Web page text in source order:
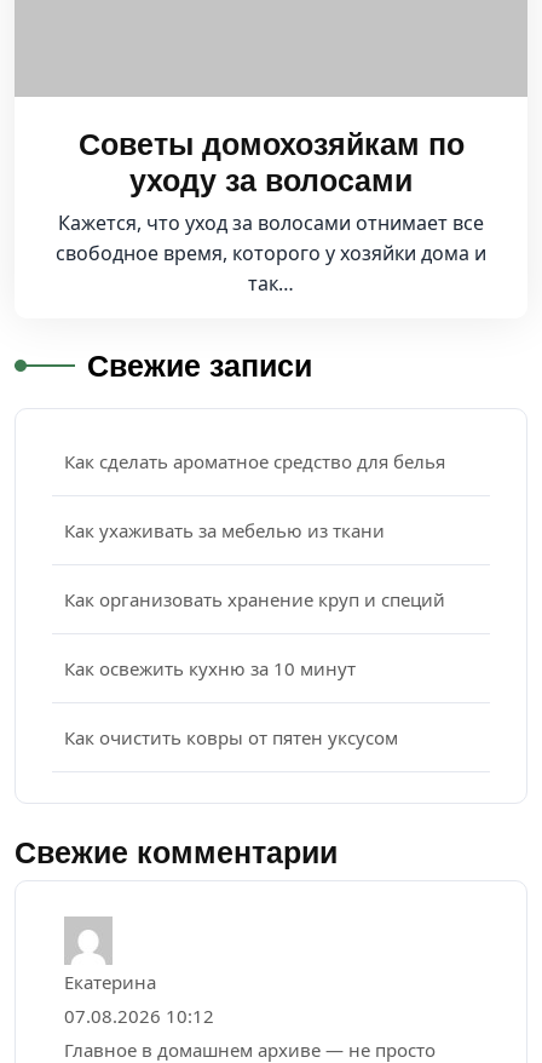
Советы домохозяйкам по
уходу за волосами
Кажется, что уход за волосами отнимает все
свободное время, которого у хозяйки дома и
так…
Свежие записи
Как сделать ароматное средство для белья
Как ухаживать за мебелью из ткани
Как организовать хранение круп и специй
Как освежить кухню за 10 минут
Как очистить ковры от пятен уксусом
Свежие комментарии
Екатерина
07.08.2026 10:12
Главное в домашнем архиве — не просто